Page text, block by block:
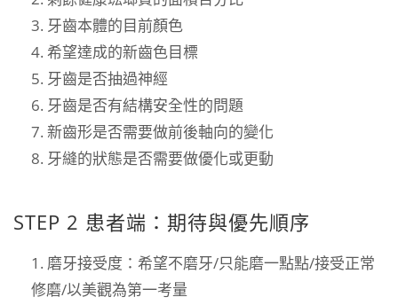
牙齒本體的目前顏色
希望達成的新齒色目標
牙齒是否抽過神經
牙齒是否有結構安全性的問題
新齒形是否需要做前後軸向的變化
牙縫的狀態是否需要做優化或更動
STEP 2 患者端：期待與優先順序
磨牙接受度：希望不磨牙/只能磨一點點/接受正常
修磨/以美觀為第一考量